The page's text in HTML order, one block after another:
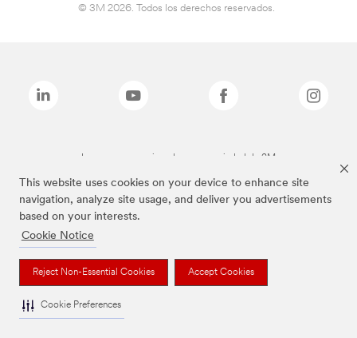
This website uses cookies on your device to enhance site
navigation, analyze site usage, and deliver you advertisements
based on your interests.
Cookie Notice
Reject Non-Essential Cookies Accept Cookies
Cookie Preferences
© 3M 2026. Todos los derechos reservados.
Las marcas mencionadas son propiedad de 3M